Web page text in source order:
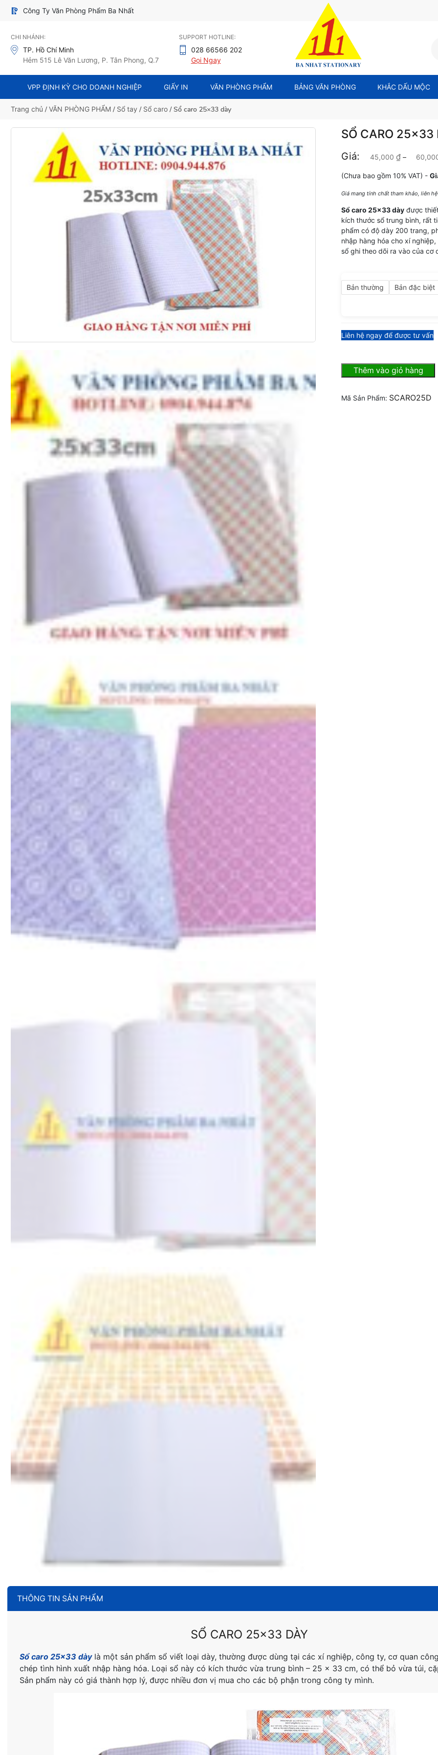
Công Ty Văn Phòng Phẩm Ba Nhất
CHI NHÁNH:
TP. Hồ Chí Minh
Hẻm 515 Lê Văn Lương, P. Tân Phong, Q.7
SUPPORT HOTLINE:
028 66566 202
Gọi Ngay
VPP ĐỊNH KỲ CHO DOANH NGHIỆP GIẤY IN VĂN PHÒNG PHẨM BẢNG VĂN PHÒNG KHẮC DẤU MỘC
Trang chủ /VĂN PHÒNG PHẨM / Sổ tay / Sổ caro / Sổ caro 25×33 dày
SỔ CARO 25×33
Giá: 45,000 ₫ –
(Chưa bao gồm 10% VAT) -
Giá mang tính chất tham khảo, liên
Sổ caro 25×33 dày được
kích thước sổ trung bình, rất
phẩm có độ dày 200 trang,
nhập hàng hóa cho xí
sổ ghi theo dõi ra vào của cơ
Bản thường Bản đặc biệt
Liên hệ ngay để được tư vấn
Thêm vào giỏ hàng
Mã Sản Phẩm: SCARO25D
THÔNG TIN SẢN PHẨM
SỔ CARO 25×33 DÀY
Sổ caro 25×33 dàylà một sản phẩm sổ viết loại dày, thường được dùng tại các xí nghiệp, công ty, cơ quan
chép tình hình xuất nhập hàng hóa. Loại sổ này có kích thước vừa trung bình – 25 x 33 cm, có thể bỏ vừa túi,
Sản phẩm này có giá thành hợp lý, được nhiều đơn vị mua cho các bộ phận trong công ty mình.